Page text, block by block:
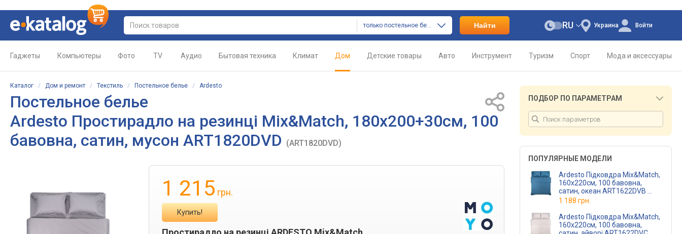
только постельное белье Найти Украина
RU Войти
Гаджеты Компьютеры Фото TV Аудио Бытовая техника Климат Дом Детские товары Авто Инструмент Туризм Спорт Мода и аксессуары
Каталог / Дом и ремонт / Текстиль / Постельное белье / Ardesto
Постельное белье
Ardesto Простирадло на резинці Mix&Match, 180х200+30см, 100
бавовна, сатин, мусон ART1820DVD (ART1820DVD)
1 215 грн.
Купить!
ПОДБОР ПО ПАРАМЕТРАМ
ПОПУЛЯРНЫЕ МОДЕЛИ
Ardesto Підковдра Mix&Match,
160х220см, 100 бавовна,
сатин, океан ART1622DVB
(ART1622DVB)
1 188 грн.
Ardesto Підковдра Mix&Match,
160х220см, 100 бавовна,